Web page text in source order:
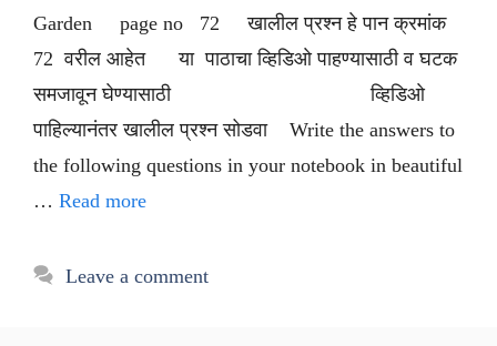
Garden page no 72 खालील प्रश्न हे पान क्रमांक
72 वरील आहेत या पाठाचा व्हिडिओ पाहण्यासाठी व घटक
समजावून घेण्यासाठी व्हिडिओ
पाहिल्यानंतर खालील प्रश्न सोडवा Write the answers to
the following questions in your notebook in beautiful
… Read more
Leave a comment